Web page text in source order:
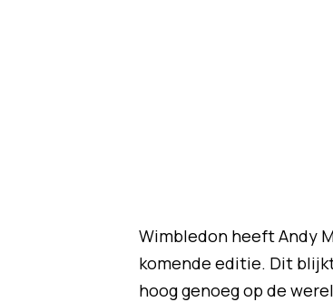
Wimbledon heeft Andy
komende editie. Dit
hoog genoeg op de